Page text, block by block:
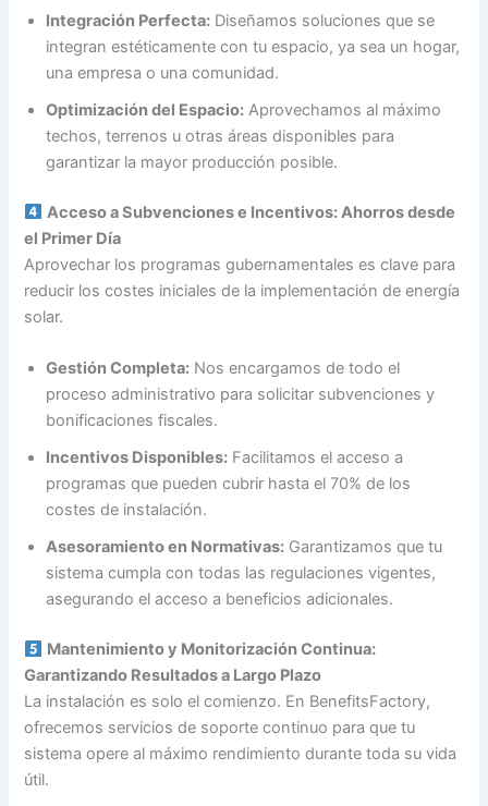
Integración Perfecta: Diseñamos soluciones que se
integran estéticamente con tu espacio, ya sea un hogar,
una empresa o una comunidad.
Optimización del Espacio: Aprovechamos al máximo
techos, terrenos u otras áreas disponibles para
garantizar la mayor producción posible.
Acceso a Subvenciones e Incentivos: Ahorros desde
el Primer Día
Aprovechar los programas gubernamentales es clave para
reducir los costes iniciales de la implementación de energía
solar.
Gestión Completa: Nos encargamos de todo el
proceso administrativo para solicitar subvenciones y
bonificaciones fiscales.
Incentivos Disponibles: Facilitamos el acceso a
programas que pueden cubrir hasta el 70% de los
costes de instalación.
Asesoramiento en Normativas: Garantizamos que tu
sistema cumpla con todas las regulaciones vigentes,
asegurando el acceso a beneficios adicionales.
Mantenimiento y Monitorización Continua:
Garantizando Resultados a Largo Plazo
La instalación es solo el comienzo. En BenefitsFactory,
ofrecemos servicios de soporte continuo para que tu
sistema opere al máximo rendimiento durante toda su vida
útil.